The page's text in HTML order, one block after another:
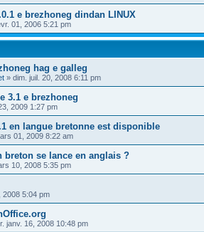
e brezhoneg dindan LINUX
01, 2006 5:21 pm
hag e galleg
» dim. juil. 20, 2008 6:11 pm
3.1 e brezhoneg
2009 1:27 pm
en langue bretonne est disponible
01, 2009 8:22 am
breton se lance en anglais ?
10, 2008 5:35 pm
2008 5:04 pm
janv. 16, 2008 10:48 pm